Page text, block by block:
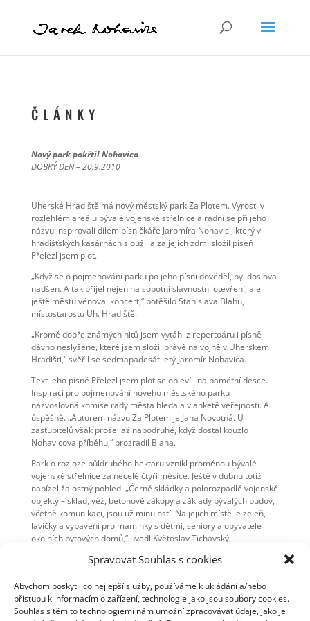
Spravovat Souhlas s cookies
Abychom poskytli co nejlepší služby, používáme k ukládání a/nebo
přístupu k informacím o zařízení, technologie jako jsou soubory cookies.
Souhlas s těmito technologiemi nám umožní zpracovávat údaje, jako je
Č L Á N K Y
Nový park pokřtil Nohavica
DOBRÝ DEN – 20.9.2010
Uherské Hradiště má nový městský park Za Plotem. Vyrostl v
rozlehlém areálu bývalé vojenské střelnice a radní se při jeho
názvu inspirovali dílem písničkáře Jaromíra Nohavici, který v
hradišťských kasárnách sloužil a za jejich zdmi složil píseň
Přelezl jsem plot.
„Když se o pojmenování parku po jeho písni dověděl, byl doslova
nadšen. A tak přijel nejen na sobotní slavnostní otevření, ale
ještě městu věnoval koncert,“ potěšilo Stanislava Blahu,
místostarostu Uh. Hradiště.
„Kromě dobře známých hitů jsem vytáhl z repertoáru i písně
dávno neslyšené, které jsem složil právě na vojně v Uherském
Hradišti,“ svěřil se sedmapadesátiletý Jaromír Nohavica.
Text jeho písně Přelezl jsem plot se objeví i na pamětní desce.
Inspiraci pro pojmenování nového městského parku
názvoslovná komise rady města hledala v anketě veřejnosti. A
úspěšně. „Autorem názvu Za Plotem je Jana Novotná. U
zastupitelů však prošel až napodruhé, když dostal kouzlo
Nohavicova příběhu,“ prozradil Blaha.
Park o rozloze půldruhého hektaru vznikl proměnou bývalé
vojenské střelnice za necelé čtyři měsíce. Ještě v dubnu totiž
nabízel žalostný pohled. „Černé skládky a polorozpadlé vojenské
objekty – sklad, věž, betonové zákopy a základy bývalých budov,
včetně komunikací, jsou už minulostí. Na jejich místě je zeleň,
lavičky a vybavení pro maminky s dětmi, seniory a obyvatele
okolních bytových domů,“ uvedl Květoslav Tichavský,
věže, zákopů a učeben zahradníci na jejich místě vysadili 145
Výstavba parku Za Plotem si vyžádala 6,2 milionu korun, z
Evropské unie město získalo 4,7 milionu.